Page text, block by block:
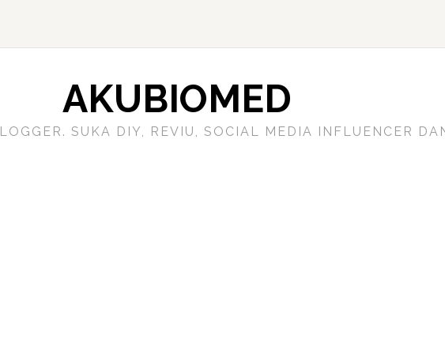
AKUBIOMED
SUKA DIY, REVIU, SOCIAL MEDIA INFLUENCER